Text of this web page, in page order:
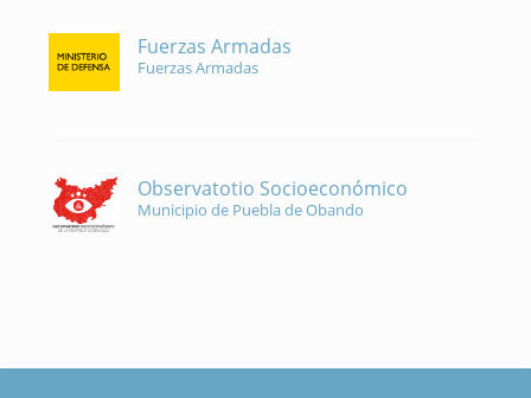
Fuerzas Armadas
Fuerzas Armadas
Observatotio Socioeconómico
Municipio de Puebla de Obando